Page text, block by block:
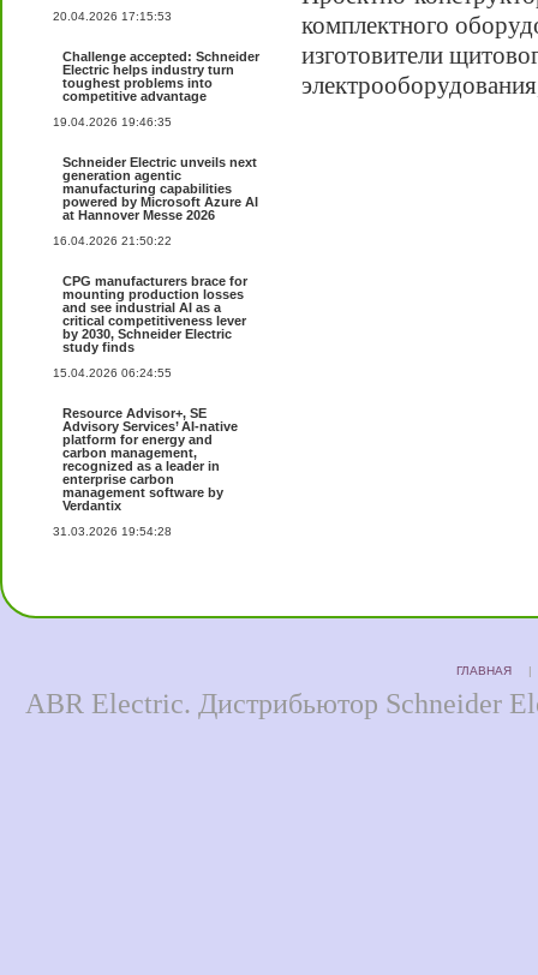
20.04.2026 17:15:53
Challenge accepted: Schneider
Electric helps industry turn
toughest problems into
competitive advantage
19.04.2026 19:46:35
Schneider Electric unveils next
generation agentic
manufacturing capabilities
powered by Microsoft Azure AI
at Hannover Messe 2026
16.04.2026 21:50:22
CPG manufacturers brace for
mounting production losses
and see industrial AI as a
critical competitiveness lever
by 2030, Schneider Electric
study finds
15.04.2026 06:24:55
Resource Advisor+, SE
Advisory Services’ AI-native
platform for energy and
carbon management,
recognized as a leader in
enterprise carbon
management software by
Verdantix
31.03.2026 19:54:28
комплектного
изготовители
ГЛАВНАЯ |
ABR Electric. Дистрибьютор Schneider